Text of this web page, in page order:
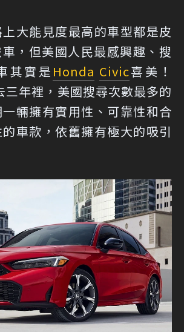
大能見度最高的車型都是皮
，但美國人民最感興趣、搜
其實是 Honda Civic喜美！
年裡，美國搜尋次數最多的
輛擁有實用性、可靠性和合
車款，依舊擁有極大的吸引